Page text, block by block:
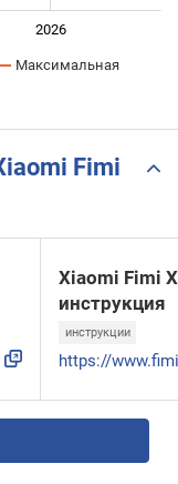
2026
Максимальная
Fimi
Xiaomi Fimi
инструкция
инструкции